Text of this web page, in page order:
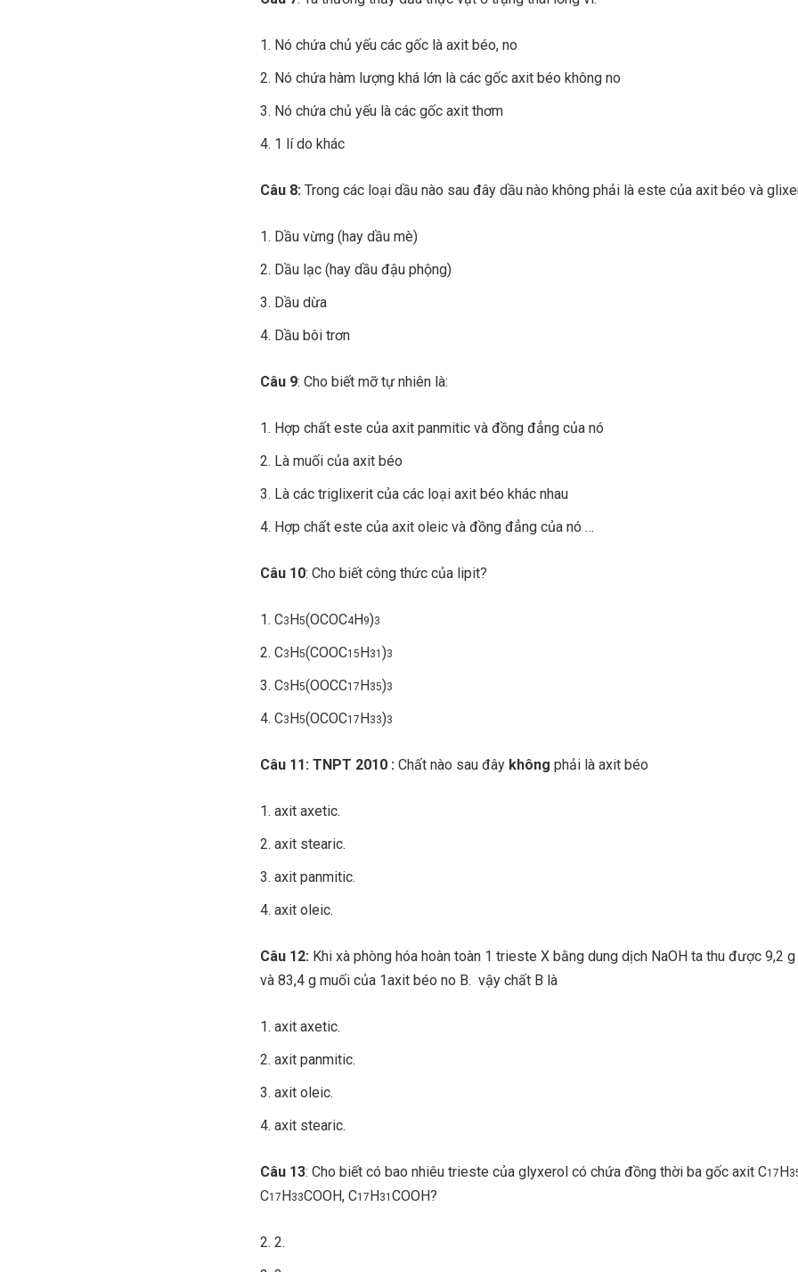
Nó chứa chủ yếu các gốc là axit béo, no
Nó chứa hàm lượng khá lớn là các gốc axit béo không no
Nó chứa chủ yếu là các gốc axit thơm
1 lí do khác
Câu 8: Trong các loại dầu nào sau đây dầu nào không phải là este của axit béo và
Dầu vừng (hay dầu mè)
Dầu lạc (hay dầu đậu phộng)
Dầu dừa
Dầu bôi trơn
Câu 9: Cho biết mỡ tự nhiên là:
Hợp chất este của axit panmitic và đồng đẳng của nó
Là muối của axit béo
Là các triglixerit của các loại axit béo khác nhau
Hợp chất este của axit oleic và đồng đẳng của nó …
Câu 10: Cho biết công thức của lipit?
C3H5(OCOC4H9)3
C3H5(COOC15H31 )3
C3H5(OOCC17H35)3
C3H5(OCOC17H33)3
Câu 11: TNPT 2010 : Chất nào sau đây không phải là axit béo
axit axetic.
axit stearic.
axit panmitic.
axit oleic.
Câu 12: Khi xà phòng hóa hoàn toàn 1 trieste X bằng dung dịch NaOH ta thu được 9,2
và 83,4 g muối của 1axit béo no B. vậy chất B là
axit axetic.
axit panmitic.
axit oleic.
axit stearic.
Câu 13: Cho biết có bao nhiêu trieste của glyxerol có chứa đồng thời ba gốc axit C17H
C17H33COOH, C17H31 COOH?
2.